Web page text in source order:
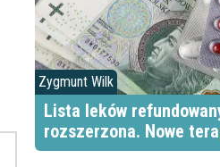
Zygmunt Wilk
Lista leków
rozszerzona. Nowe